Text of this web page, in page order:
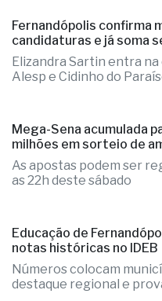
Fernandópolis confirma
candidaturas e já soma
Elizandra Sartin entra
Alesp e Cidinho do
Mega-Sena acumulada
milhões em sorteio de
As apostas podem ser
as 22h deste sábado
Educação de
notas históricas no IDEB
Números colocam
destaque regional e